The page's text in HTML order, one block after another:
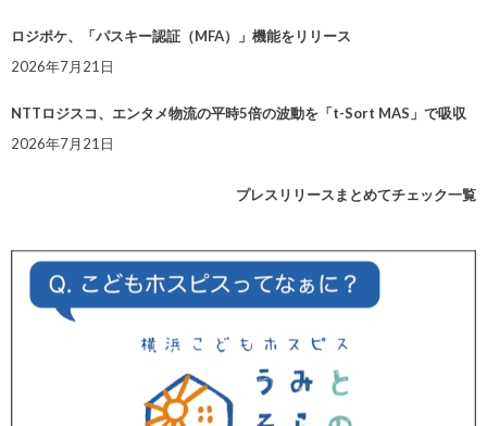
ロジポケ、「パスキー認証（MFA）」機能をリリース
2026年7月21日
NTTロジスコ、エンタメ物流の平時5倍の波動を「t-Sort MAS」で吸収
2026年7月21日
プレスリリースまとめてチェック一覧